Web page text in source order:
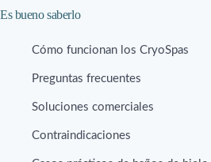
Es bueno saberlo
Cómo funcionan los CryoSpas
Preguntas frecuentes
Soluciones comerciales
Contraindicaciones